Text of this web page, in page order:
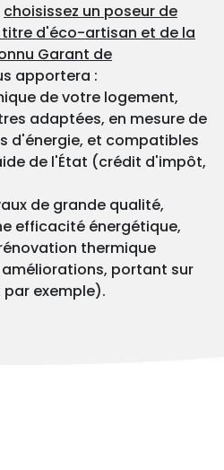
choisissez un poseur de
d'éco-artisan et de la
Garant de
apportera :
de votre logement,
adaptées, en mesure de
d'énergie, et compatibles
de l'État (crédit d'impôt,
de grande qualité,
efficacité énergétique,
thermique
portant sur
exemple).